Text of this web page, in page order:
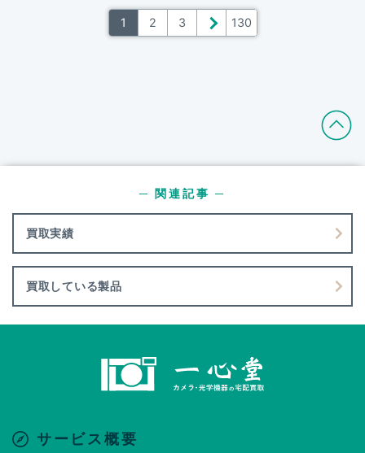
1 2 3 ＞ 130
買取実績
─ 関連記事 ─
買取している製品
サービス概要